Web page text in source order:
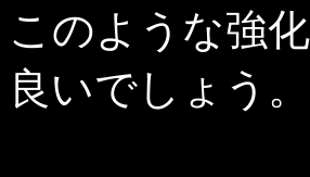
このような強
良いでしょう。